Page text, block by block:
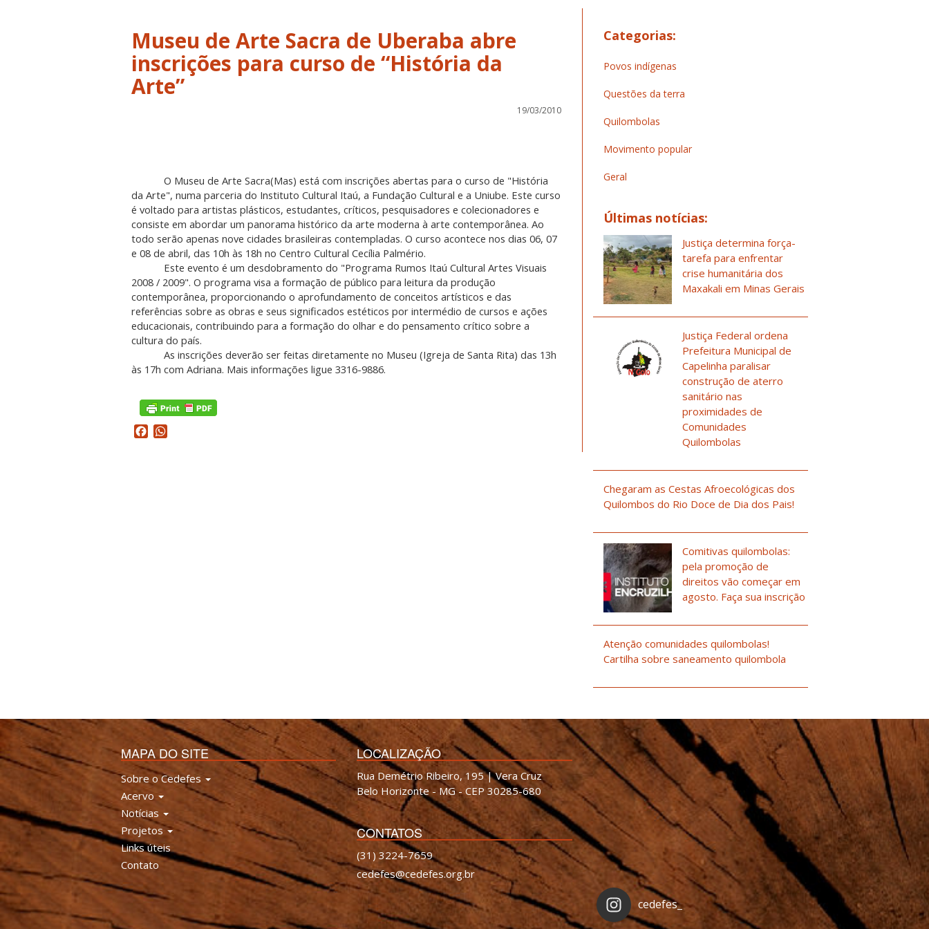
Museu de Arte Sacra de Uberaba abre
inscrições para curso de “História da
Arte”
19/03/2010
O Museu de Arte Sacra(Mas) está com inscrições abertas para o curso de "História
da Arte", numa parceria do Instituto Cultural Itaú, a Fundação Cultural e a Uniube. Este curso
é voltado para artistas plásticos, estudantes, críticos, pesquisadores e colecionadores e
consiste em abordar um panorama histórico da arte moderna à arte contemporânea. Ao
todo serão apenas nove cidades brasileiras contempladas. O curso acontece nos dias 06, 07
e 08 de abril, das 10h às 18h no Centro Cultural Cecília Palmério.
Este evento é um desdobramento do "Programa Rumos Itaú Cultural Artes Visuais
2008 / 2009". O programa visa a formação de público para leitura da produção
contemporânea, proporcionando o aprofundamento de conceitos artísticos e das
referências sobre as obras e seus significados estéticos por intermédio de cursos e ações
educacionais, contribuindo para a formação do olhar e do pensamento crítico sobre a
cultura do país.
As inscrições deverão ser feitas diretamente no Museu (Igreja de Santa Rita) das 13h
às 17h com Adriana. Mais informações ligue 3316-9886.
Facebook
Categorias:
Povos indígenas
Questões da terra
Quilombolas
Movimento popular
Geral
Últimas notícias:
Justiça determina força-
tarefa para enfrentar
crise humanitária dos
Maxakali em Minas Gerais
Justiça Federal ordena
Prefeitura Municipal de
Capelinha paralisar
construção de aterro
sanitário nas
proximidades de
Comunidades
Quilombolas
Chegaram as Cestas Afroecológicas dos
Quilombos do Rio Doce de Dia dos Pais!
Comitivas quilombolas:
pela promoção de
direitos vão começar em
agosto. Faça sua inscrição
Atenção comunidades quilombolas!
Cartilha sobre saneamento quilombola
MAPA DO SITE
Sobre o Cedefes
Acervo
Notícias
Projetos
Links úteis
Contato
LOCALIZAÇÃO
Rua Demétrio Ribeiro, 195 | Vera Cruz
Belo Horizonte - MG - CEP 30285-680
CONTATOS
(31) 3224-7659
cedefes@cedefes.org.br
cedefes_